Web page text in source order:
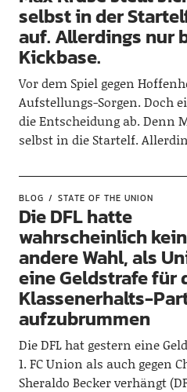
selbst in der
auf. Allerdings nur
Kickbase.
Vor dem Spiel gegen
Aufstellungs-Sorgen. Doch
die Entscheidung ab. Denn
selbst in die Startelf.
BLOG STATE OF THE UNION
Die DFL hatte
wahrscheinlich
andere Wahl, als
eine Geldstrafe für
Klassenerhalts-
aufzubrummen
Die DFL hat gestern eine
1. FC Union als auch gegen
Sheraldo Becker verhängt